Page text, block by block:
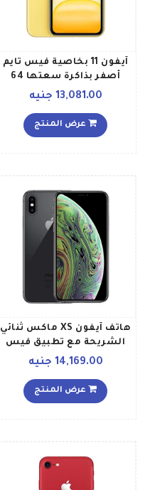
آيفون 11 بخاصية فيس تايم
أصفر بذاكرة سعتها 64
13,081.00 جنيه
عرض المنتج
هاتف آيفون XS ماكس ثنائي
الشريحة مع تطبيق فيس
تايم لون رمادي فلكي وذاكرة
ومزود بتقنية 4G LTE
14,169.00 جنيه
عرض المنتج